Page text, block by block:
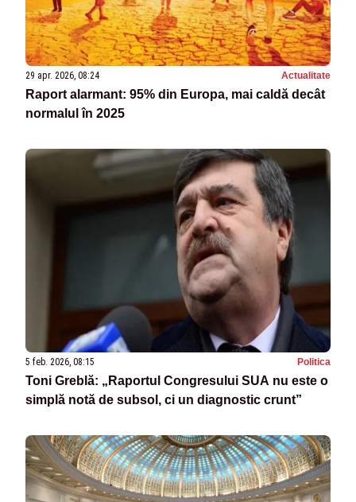
29 apr. 2026, 08:24 Actualitate
Raport alarmant: 95% din Europa, mai caldă decât
normalul în 2025
5 feb. 2026, 08:15 Politica
Toni Greblă: „Raportul Congresului SUA nu este o
simplă notă de subsol, ci un diagnostic crunt”